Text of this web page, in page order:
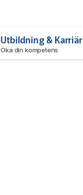
Utbildning & Karriär
Öka din kompetens